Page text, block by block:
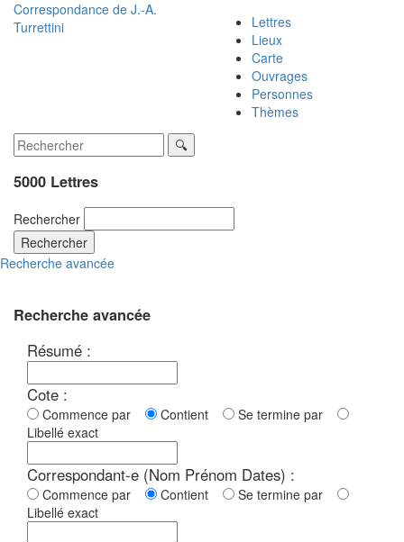
Correspondance de J.-A.
Turrettini
Lettres
Lieux
Carte
Ouvrages
Personnes
Thèmes
5000 Lettres
Rechercher
Rechercher
Recherche avancée
Recherche avancée
Résumé :
Cote :
Commence par Contient
Se termine par
Libellé exact
Correspondant-e (Nom Prénom Dates) :
Commence par Contient
Se termine par
Libellé exact